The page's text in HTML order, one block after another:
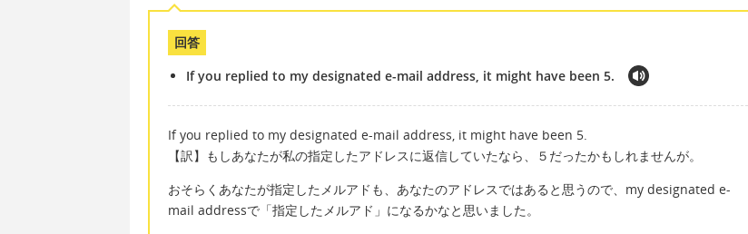
回答
If you replied to my designated e-mail address, it might have been 5.
If you replied to my designated e-mail address, it might have been 5.
【訳】もしあなたが私の指定したアドレスに返信していたなら、５だったかもしれませんが。
おそらくあなたが指定したメルアドも、あなたのアドレスではあると思うので、my designated e-
mail addressで「指定したメルアド」になるかなと思いました。